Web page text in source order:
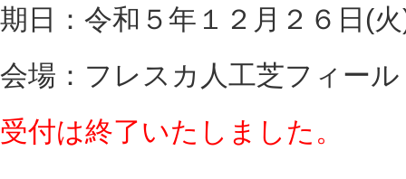
期日：令和５年１２月２６日(
会場：フレスカ人工芝フィ
受付は終了いたしました。